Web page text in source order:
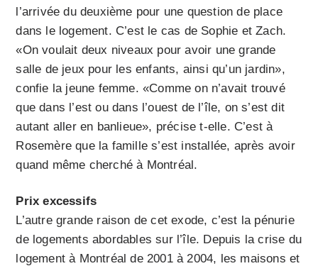
l’arrivée du deuxième pour une question de place
dans le logement. C’est le cas de Sophie et Zach.
«On voulait deux niveaux pour avoir une grande
salle de jeux pour les enfants, ainsi qu’un jardin»,
confie la jeune femme. «Comme on n’avait trouvé
que dans l’est ou dans l’ouest de l’île, on s’est dit
autant aller en banlieue», précise t-elle. C’est à
Rosemère que la famille s’est installée, après avoir
quand même cherché à Montréal.
Prix excessifs
L’autre grande raison de cet exode, c’est la pénurie
de logements abordables sur l’île. Depuis la crise du
logement à Montréal de 2001 à 2004, les maisons et